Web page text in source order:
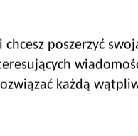
poszerzyć
każdą